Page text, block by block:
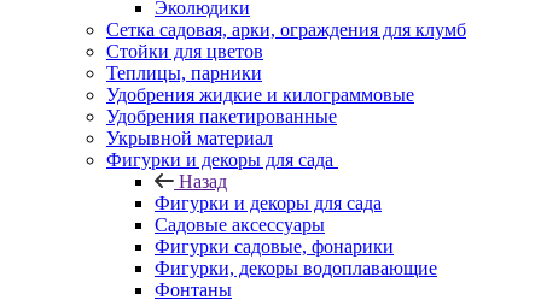
Эколюдики
Сетка садовая, арки, ограждения для клумб
Стойки для цветов
Теплицы, парники
Удобрения жидкие и килограммовые
Удобрения пакетированные
Укрывной материал
Фигурки и декоры для сада
Назад
Фигурки и декоры для сада
Садовые аксессуары
Фигурки садовые, фонарики
Фигурки, декоры водоплавающие
Фонтаны